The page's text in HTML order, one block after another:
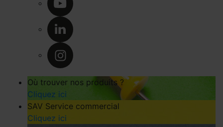
Où trouver nos produits ?
Cliquez ici
SAV Service commercial
Cliquez ici